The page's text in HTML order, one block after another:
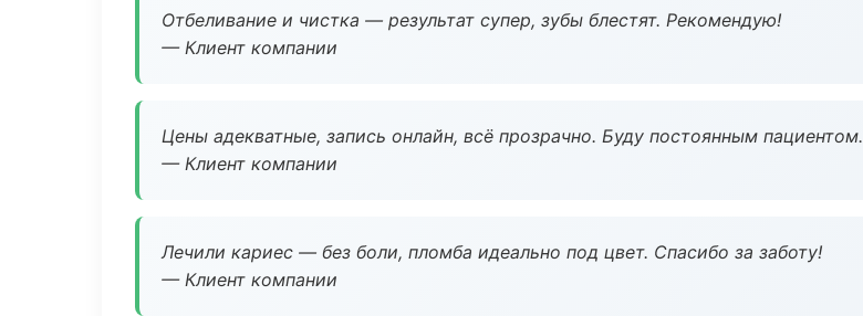
Отбеливание и чистка — результат супер, зубы блестят. Рекомендую!
— Клиент компании
Цены адекватные, запись онлайн, всё прозрачно. Буду постоянным пациентом.
— Клиент компании
Лечили кариес — без боли, пломба идеально под цвет. Спасибо за заботу!
— Клиент компании